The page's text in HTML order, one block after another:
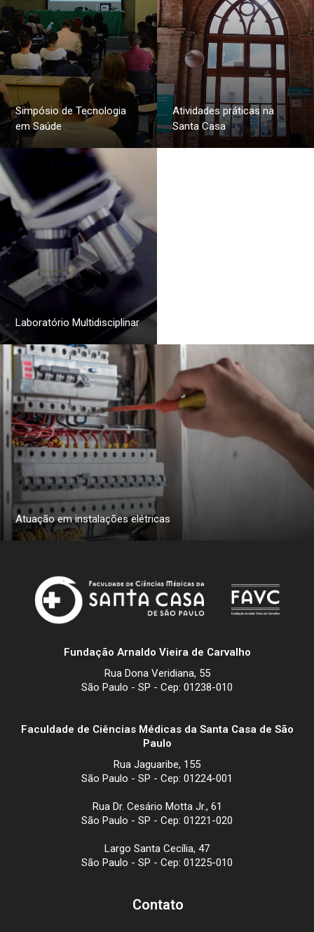
Simpósio de Tecnologia
em Saúde
Atividades práticas na
Santa Casa
Laboratório Multidisciplinar
Atuação em instalações elétricas
Fundação Arnaldo Vieira de Carvalho
Rua Dona Veridiana, 55
São Paulo - SP - Cep: 01238-010
Faculdade de Ciências Médicas da Santa Casa de São
Paulo
Rua Jaguaribe, 155
São Paulo - SP - Cep: 01224-001
Rua Dr. Cesário Motta Jr., 61
São Paulo - SP - Cep: 01221-020
Largo Santa Cecília, 47
São Paulo - SP - Cep: 01225-010
Contato